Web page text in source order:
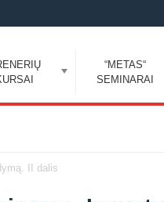
“METAS“
SEMINARAI
II dalis